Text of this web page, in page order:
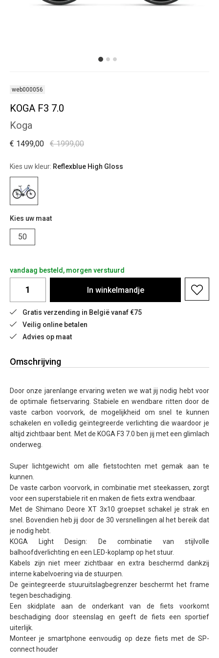
web000056
KOGA F3 7.0
Koga
€ 1999,00
€ 1499,00
Kies uw kleur: Reflexblue High Gloss
Kies uw maat
50
vandaag besteld, morgen verstuurd
In winkelmandje
Gratis verzending in België vanaf €75
Veilig online betalen
Advies op maat
Omschrijving
Door onze jarenlange ervaring weten we wat jij nodig hebt voor
de optimale fietservaring. Stabiele en wendbare ritten door de
vaste carbon voorvork, de mogelijkheid om snel te kunnen
schakelen en volledig geïntegreerde verlichting die waardoor je
altijd zichtbaar bent. Met de KOGA F3 7.0 ben jij met een glimlach
onderweg.
Super lichtgewicht om alle fietstochten met gemak aan te
kunnen.
De vaste carbon voorvork, in combinatie met steekassen, zorgt
voor een superstabiele rit en maken de fiets extra wendbaar.
Met de Shimano Deore XT 3x10 groepset schakel je strak en
snel. Bovendien heb jij door de 30 versnellingen al het bereik dat
je nodig hebt.
KOGA Light Design: De combinatie van stijlvolle
balhoofdverlichting en een LED-koplamp op het stuur.
Kabels zijn niet meer zichtbaar en extra beschermd dankzij
interne kabelvoering via de stuurpen.
De geïntegreerde stuuruitslagbegrenzer beschermt het frame
tegen beschadiging.
Een skidplate aan de onderkant van de fiets voorkomt
beschadiging door steenslag en geeft de fiets een sportief
uiterlijk.
Monteer je smartphone eenvoudig op deze fiets met de SP-
connect houder